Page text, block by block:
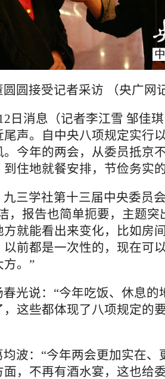
圆接受记者采访 （央广网
日消息（记者李江雪 邹佳
声。自中央八项规定实行
。今年的两会，从委员抵京
住地就餐安排，节俭务实
三学社第十三届中央委员
，报告也简单扼要，主题突
方就能看出来变化，比如房
以前都是一次性的，现在可
方。”
光说：“今年吃饭、休息的
，这些都体现了八项规定的
波：“今年两会更加实在、
面，不再有酒水宴，这也给